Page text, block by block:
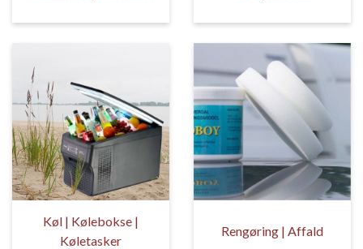
Køl | Kølebokse |
Køletasker
Rengøring | Affald